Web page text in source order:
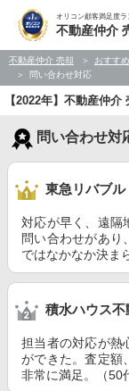
オリコン顧客満足度ラ
不動産仲介
不動産仲介 売却 おすす
問い合わせ対応
【2022年】不動産仲
問い合わせ対
東急リバブル
対応が早く、遠隔
問い合わせがあり
ではなかなか決ま
積水ハウス
担当者の対応が熱
ができた。査定額
非常に満足。（50